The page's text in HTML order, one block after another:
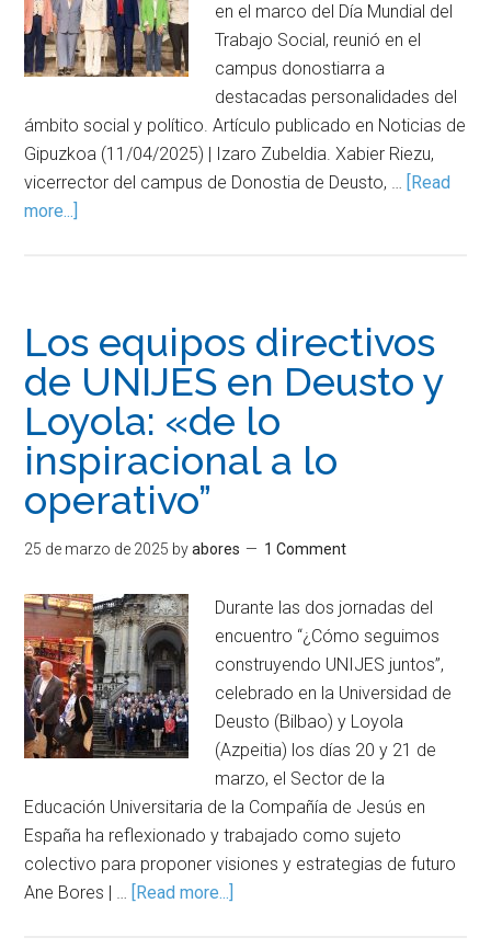
en el marco del Día Mundial del
Trabajo Social, reunió en el
campus donostiarra a
destacadas personalidades del
ámbito social y político. Artículo publicado en Noticias de
Gipuzkoa (11/04/2025) | Izaro Zubeldia. Xabier Riezu,
vicerrector del campus de Donostia de Deusto, … [Read
more...]
Los equipos directivos
de UNIJES en Deusto y
Loyola: «de lo
inspiracional a lo
operativo”
25 de marzo de 2025 byabores 1 Comment
Durante las dos jornadas del
encuentro “¿Cómo seguimos
construyendo UNIJES juntos”,
celebrado en la Universidad de
Deusto (Bilbao) y Loyola
(Azpeitia) los días 20 y 21 de
marzo, el Sector de la
Educación Universitaria de la Compañía de Jesús en
España ha reflexionado y trabajado como sujeto
colectivo para proponer visiones y estrategias de futuro
Ane Bores | … [Read more...]